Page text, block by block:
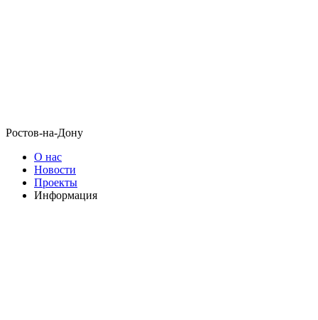
Ростов-на-Дону
О нас
Новости
Проекты
Информация